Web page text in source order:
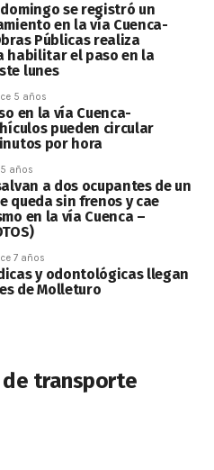
se registró un
en la vía Cuenca-
Públicas realiza
habilitar el paso en la
lunes
5 años
en la vía Cuenca-
pueden circular
por hora
años
a dos ocupantes de un
queda sin frenos y cae
en la vía Cuenca –
7 años
y odontológicas llegan
de Molleturo
de transporte